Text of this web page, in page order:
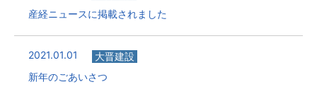
産経ニュースに掲載されました
2021.01.01
大晋建設
新年のごあいさつ